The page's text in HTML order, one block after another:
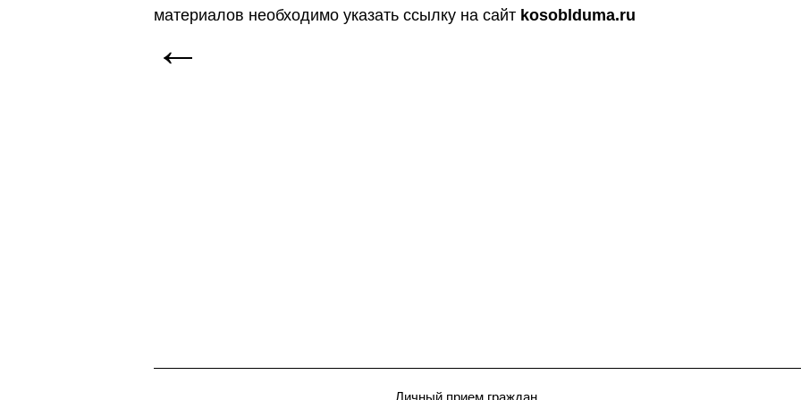
материалов необходимо указать ссылку на сайт kosoblduma.ru
←